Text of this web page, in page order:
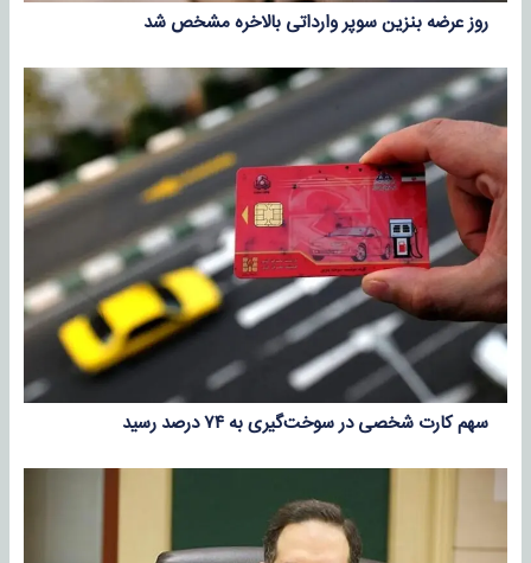
روز عرضه بنزین سوپر وارداتی بالاخره مشخص شد
سهم کارت شخصی در سوخت‌گیری به ۷۴ درصد رسید